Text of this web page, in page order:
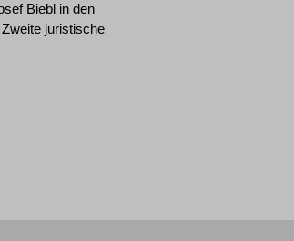
Biebl in den
juristische